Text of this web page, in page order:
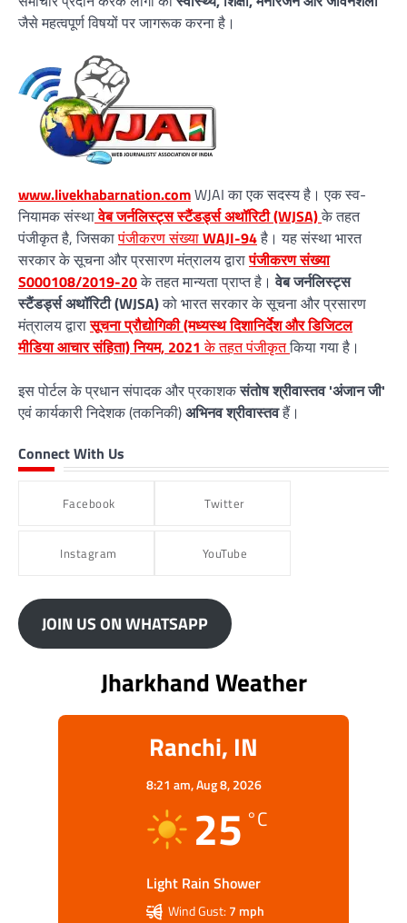
जैसे महत्वपूर्ण विषयों पर जागरूक करना है।
www.livekhabarnation.comWJAI का एक सदस्य है। एक स्व-
नियामक संस्थावेब जर्नलिस्ट्स स्टैंडर्ड्स अथॉरिटी (WJSA)के तहत
पंजीकृत है, जिसकापंजीकरण संख्याWAJI-94है। यह संस्था भारत
सरकार के सूचना और प्रसारण मंत्रालय द्वारापंजीकरण संख्या
S000108/2019-20के तहत मान्यता प्राप्त है।वेब जर्नलिस्ट्स
स्टैंडर्ड्स अथॉरिटी (WJSA)को भारत सरकार के सूचना और प्रसारण
मंत्रालय द्वारासूचना प्रौद्योगिकी (मध्यस्थ दिशानिर्देश और डिजिटल
मीडिया आचार संहिता) नियम, 2021 के तहत पंजीकृतकिया गया है।
इस पोर्टल के प्रधान संपादक और प्रकाशकसंतोष श्रीवास्तव 'अंजान जी'
एवं कार्यकारी निदेशक (तकनिकी)अभिनव श्रीवास्तवहैं।
Connect With Us
Facebook Twitter
Instagram YouTube
JOIN US ON WHATSAPP
Jharkhand Weather
Ranchi, IN
8:21 am,Aug 8, 2026
25 °C
Light Rain Shower
Wind Gust: 7 mph